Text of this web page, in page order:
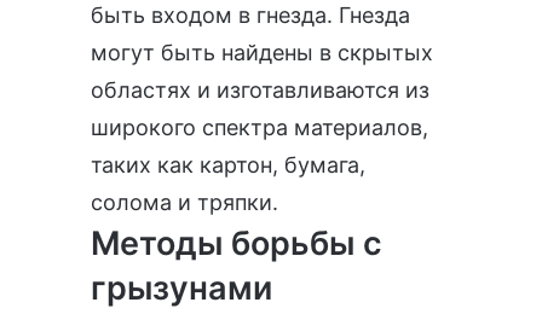
быть входом в гнезда. Гнезда
могут быть найдены в скрытых
областях и изготавливаются из
широкого спектра материалов,
таких как картон, бумага,
солома и тряпки.
Методы борьбы с
грызунами